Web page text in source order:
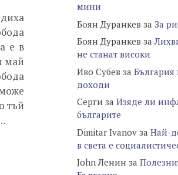
е в
май
тъй
мини
Боян Дуранкев за За
Боян Дуранкев за
не станат високи
Иво Субев за България
доходи
Серги за Изяде ли
българите
Dimitar Ivanov за Най-
в света е
John Ленин за